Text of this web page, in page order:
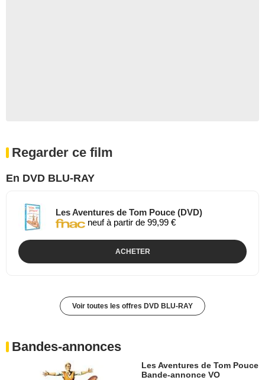
Regarder ce film
En DVD BLU-RAY
Les Aventures de Tom Pouce (DVD)
neuf à partir de 99,99 €
ACHETER
Voir toutes les offres DVD BLU-RAY
Bandes-annonces
Les Aventures de Tom Pouce
Bande-annonce VO